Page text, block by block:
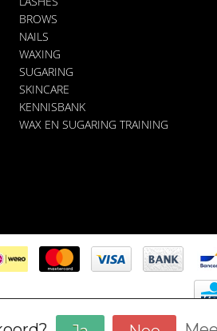
BROWS
NAILS
WAXING
SUGARING
SKINCARE
KENNISBANK
WAX EN SUGARING TRAINING